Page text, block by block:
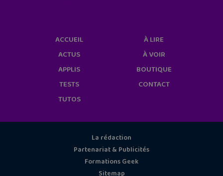
ACCUEIL
ACTUS
APPLIS
TESTS
TUTOS
À LIRE
À VOIR
BOUTIQUE
CONTACT
La rédaction
Partenariat & Publicités
Formations Geek
Sitemap